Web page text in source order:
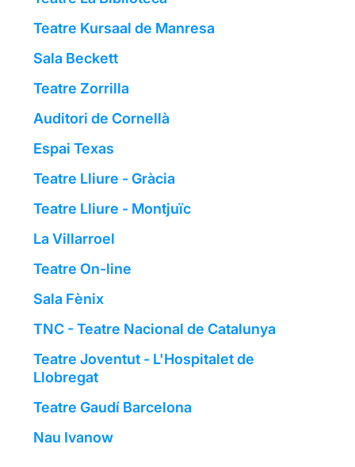
Teatre Kursaal de Manresa
Sala Beckett
Teatre Zorrilla
Auditori de Cornellà
Espai Texas
Teatre Lliure - Gràcia
Teatre Lliure - Montjuïc
La Villarroel
Teatre On-line
Sala Fènix
TNC - Teatre Nacional de Catalunya
Teatre Joventut - L'Hospitalet de
Llobregat
Teatre Gaudí Barcelona
Nau Ivanow